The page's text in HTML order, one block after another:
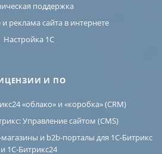
поддержка
реклама сайта в интернете
Настройка 1С
И ПО
«облако» и «коробка» (CRM)
Управление сайтом (CMS)
и b2b-порталы для 1С-Битрикс
и 1С-Битрикс24